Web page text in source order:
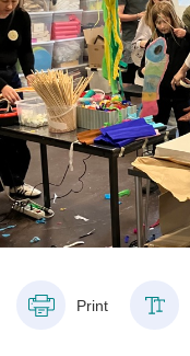
Print